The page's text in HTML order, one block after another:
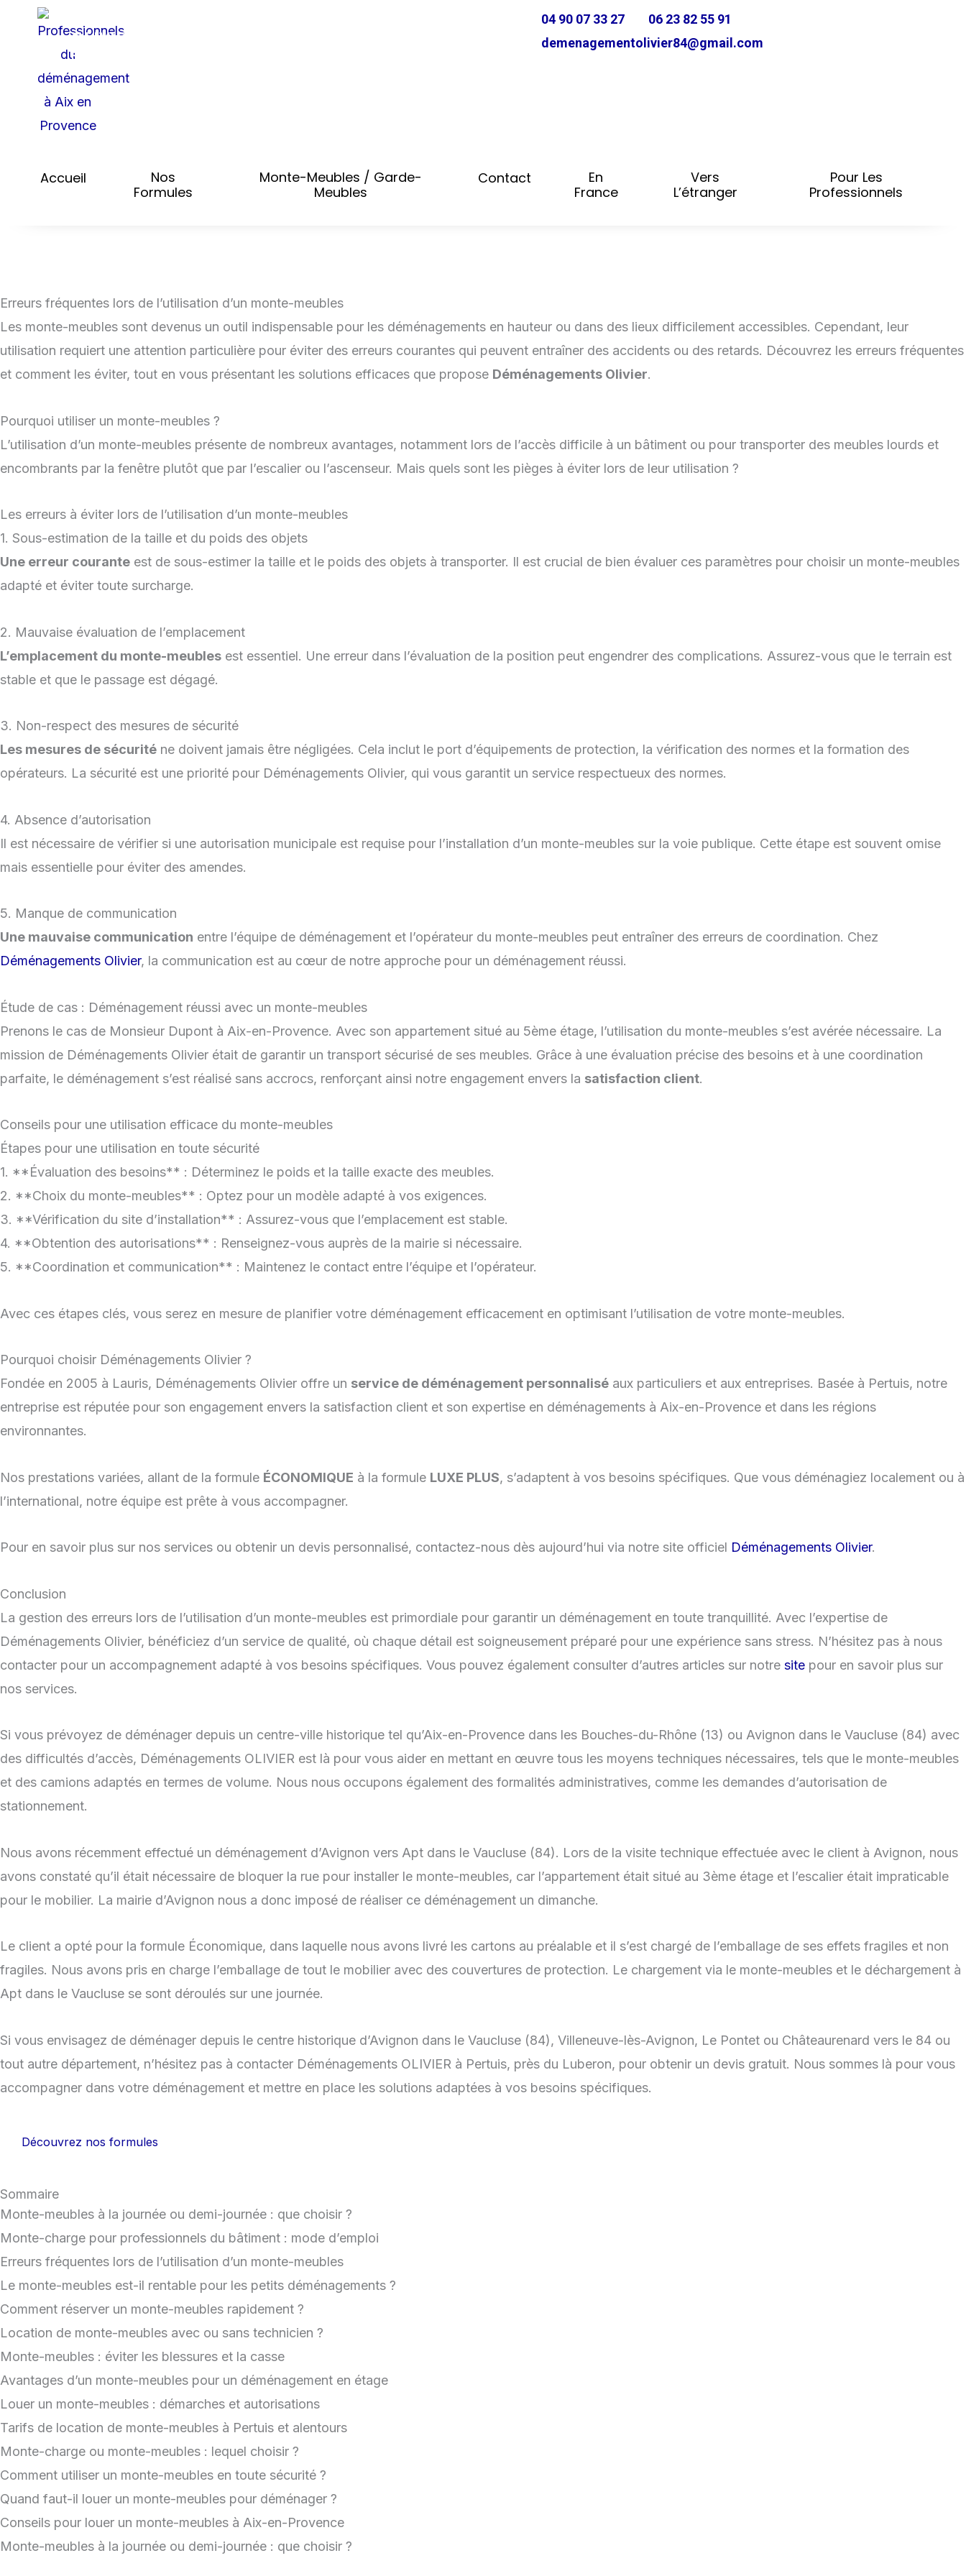
OLIVIER
RÉGIONAL - NATIONAL -
04 90 07 33 27
06 23 82 55 91
demenagementolivier84@gmail.com
Accueil
Nos
Formules
Monte-Meubles / Garde-
Meubles
Contact
En
France
Vers
L’étranger
Pour Les
Professionnels
Erreurs fréquentes lors de l’utilisation d’un monte-meubles
Les monte-meubles sont devenus un outil indispensable pour les déménagements en hauteur ou dans des lieux difficilement accessibles. Cependant, leur
utilisation requiert une attention particulière pour éviter des erreurs courantes qui peuvent entraîner des accidents ou des retards. Découvrez les erreurs fréquentes
et comment les éviter, tout en vous présentant les solutions efficaces que propose Déménagements Olivier.
Pourquoi utiliser un monte-meubles ?
L’utilisation d’un monte-meubles présente de nombreux avantages, notamment lors de l’accès difficile à un bâtiment ou pour transporter des meubles lourds et
encombrants par la fenêtre plutôt que par l’escalier ou l’ascenseur. Mais quels sont les pièges à éviter lors de leur utilisation ?
Les erreurs à éviter lors de l’utilisation d’un monte-meubles
1. Sous-estimation de la taille et du poids des objets
Une erreur courante est de sous-estimer la taille et le poids des objets à transporter. Il est crucial de bien évaluer ces paramètres pour choisir un monte-meubles
adapté et éviter toute surcharge.
2. Mauvaise évaluation de l’emplacement
L’emplacement du monte-meubles est essentiel. Une erreur dans l’évaluation de la position peut engendrer des complications. Assurez-vous que le terrain est
stable et que le passage est dégagé.
3. Non-respect des mesures de sécurité
Les mesures de sécurité ne doivent jamais être négligées. Cela inclut le port d’équipements de protection, la vérification des normes et la formation des
opérateurs. La sécurité est une priorité pour Déménagements Olivier, qui vous garantit un service respectueux des normes.
4. Absence d’autorisation
Il est nécessaire de vérifier si une autorisation municipale est requise pour l’installation d’un monte-meubles sur la voie publique. Cette étape est souvent omise
mais essentielle pour éviter des amendes.
5. Manque de communication
Une mauvaise communication entre l’équipe de déménagement et l’opérateur du monte-meubles peut entraîner des erreurs de coordination. Chez
Déménagements Olivier, la communication est au cœur de notre approche pour un déménagement réussi.
Étude de cas : Déménagement réussi avec un monte-meubles
Prenons le cas de Monsieur Dupont à Aix-en-Provence. Avec son appartement situé au 5ème étage, l’utilisation du monte-meubles s’est avérée nécessaire. La
mission de Déménagements Olivier était de garantir un transport sécurisé de ses meubles. Grâce à une évaluation précise des besoins et à une coordination
parfaite, le déménagement s’est réalisé sans accrocs, renforçant ainsi notre engagement envers la satisfaction client.
Conseils pour une utilisation efficace du monte-meubles
Étapes pour une utilisation en toute sécurité
1. **Évaluation des besoins** : Déterminez le poids et la taille exacte des meubles.
2. **Choix du monte-meubles** : Optez pour un modèle adapté à vos exigences.
3. **Vérification du site d’installation** : Assurez-vous que l’emplacement est stable.
4. **Obtention des autorisations** : Renseignez-vous auprès de la mairie si nécessaire.
5. **Coordination et communication** : Maintenez le contact entre l’équipe et l’opérateur.
Avec ces étapes clés, vous serez en mesure de planifier votre déménagement efficacement en optimisant l’utilisation de votre monte-meubles.
Pourquoi choisir Déménagements Olivier ?
Fondée en 2005 à Lauris, Déménagements Olivier offre un service de déménagement personnalisé aux particuliers et aux entreprises. Basée à Pertuis, notre
entreprise est réputée pour son engagement envers la satisfaction client et son expertise en déménagements à Aix-en-Provence et dans les régions
environnantes.
Nos prestations variées, allant de la formule ÉCONOMIQUE à la formule LUXE PLUS, s’adaptent à vos besoins spécifiques. Que vous déménagiez localement ou à
l’international, notre équipe est prête à vous accompagner.
Pour en savoir plus sur nos services ou obtenir un devis personnalisé, contactez-nous dès aujourd’hui via notre site officiel Déménagements Olivier.
Conclusion
La gestion des erreurs lors de l’utilisation d’un monte-meubles est primordiale pour garantir un déménagement en toute tranquillité. Avec l’expertise de
Déménagements Olivier, bénéficiez d’un service de qualité, où chaque détail est soigneusement préparé pour une expérience sans stress. N’hésitez pas à nous
contacter pour un accompagnement adapté à vos besoins spécifiques. Vous pouvez également consulter d’autres articles sur notre site pour en savoir plus sur
nos services.
Si vous prévoyez de déménager depuis un centre-ville historique tel qu’Aix-en-Provence dans les Bouches-du-Rhône (13) ou Avignon dans le Vaucluse (84) avec
des difficultés d’accès, Déménagements OLIVIER est là pour vous aider en mettant en œuvre tous les moyens techniques nécessaires, tels que le monte-meubles
et des camions adaptés en termes de volume. Nous nous occupons également des formalités administratives, comme les demandes d’autorisation de
stationnement.
Nous avons récemment effectué un déménagement d’Avignon vers Apt dans le Vaucluse (84). Lors de la visite technique effectuée avec le client à Avignon, nous
avons constaté qu’il était nécessaire de bloquer la rue pour installer le monte-meubles, car l’appartement était situé au 3ème étage et l’escalier était impraticable
pour le mobilier. La mairie d’Avignon nous a donc imposé de réaliser ce déménagement un dimanche.
Le client a opté pour la formule Économique, dans laquelle nous avons livré les cartons au préalable et il s’est chargé de l’emballage de ses effets fragiles et non
fragiles. Nous avons pris en charge l’emballage de tout le mobilier avec des couvertures de protection. Le chargement via le monte-meubles et le déchargement à
Apt dans le Vaucluse se sont déroulés sur une journée.
Si vous envisagez de déménager depuis le centre historique d’Avignon dans le Vaucluse (84), Villeneuve-lès-Avignon, Le Pontet ou Châteaurenard vers le 84 ou
tout autre département, n’hésitez pas à contacter Déménagements OLIVIER à Pertuis, près du Luberon, pour obtenir un devis gratuit. Nous sommes là pour vous
accompagner dans votre déménagement et mettre en place les solutions adaptées à vos besoins spécifiques.
Découvrez nos formules
Sommaire
Monte-meubles à la journée ou demi-journée : que choisir ?
Monte-charge pour professionnels du bâtiment : mode d’emploi
Erreurs fréquentes lors de l’utilisation d’un monte-meubles
Le monte-meubles est-il rentable pour les petits déménagements ?
Comment réserver un monte-meubles rapidement ?
Location de monte-meubles avec ou sans technicien ?
Monte-meubles : éviter les blessures et la casse
Avantages d’un monte-meubles pour un déménagement en étage
Louer un monte-meubles : démarches et autorisations
Tarifs de location de monte-meubles à Pertuis et alentours
Monte-charge ou monte-meubles : lequel choisir ?
Comment utiliser un monte-meubles en toute sécurité ?
Quand faut-il louer un monte-meubles pour déménager ?
Conseils pour louer un monte-meubles à Aix-en-Provence
Monte-meubles à la journée ou demi-journée : que choisir ?